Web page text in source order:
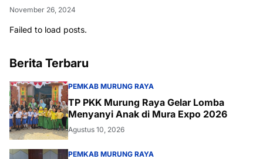
November 26, 2024
Failed to load posts.
Berita Terbaru
PEMKAB MURUNG RAYA
TP PKK Murung Raya Gelar Lomba
Menyanyi Anak di Mura Expo 2026
Agustus 10, 2026
PEMKAB MURUNG RAYA